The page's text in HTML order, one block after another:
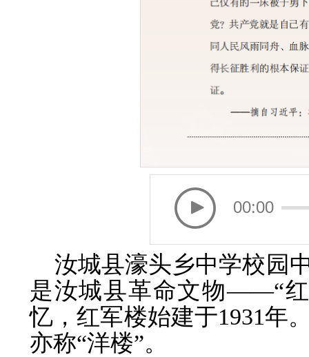
00:00
汝城县濠头乡中学校园
是汝城县革命文物——“
忆，红军楼始建于1931年
亦称“洋楼”。